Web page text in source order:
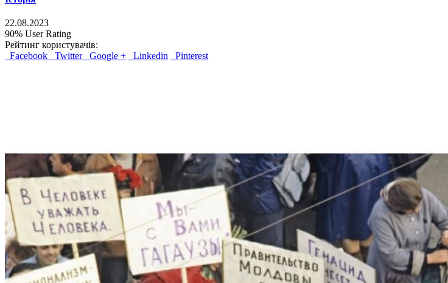
22.08.2023
90% User Rating
Рейтинг користувачів:
Facebook
Twitter Google + Linkedin Pinterest